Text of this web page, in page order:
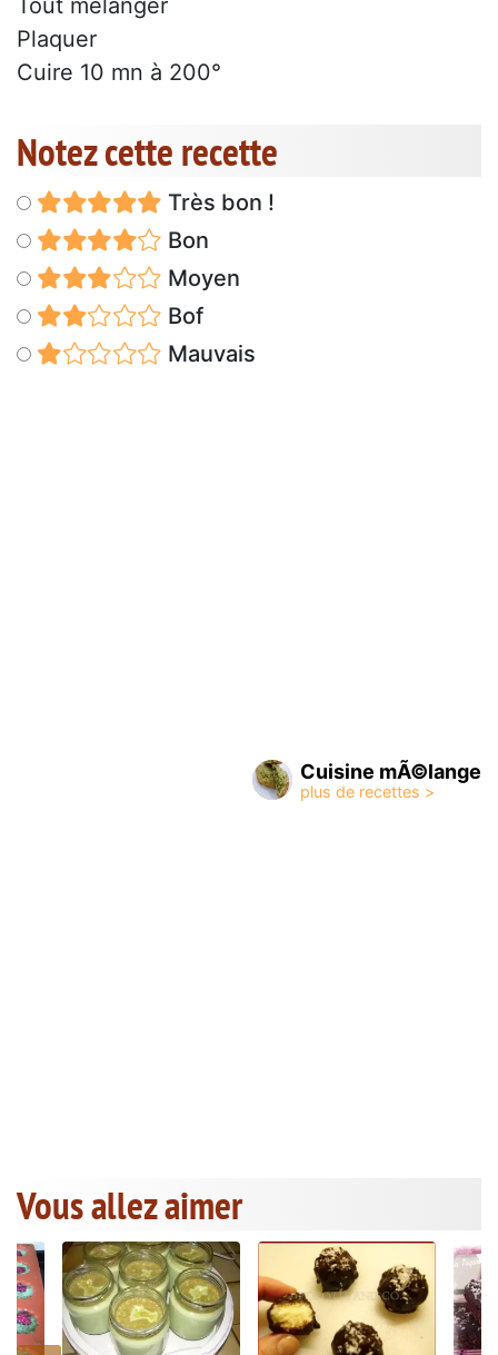
Tout mélanger
Plaquer
Cuire 10 mn à 200°
Notez cette recette
Très bon !
Bon
Moyen
Bof
Mauvais
Cuisine mÃ©lange
Vous allez aimer